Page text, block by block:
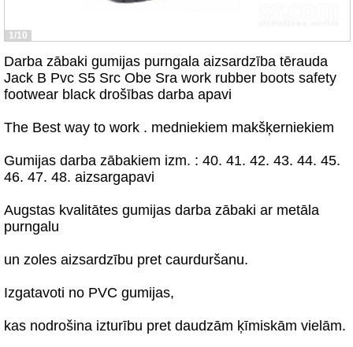
1/10
Darba zābaki gumijas purngala aizsardzība tērauda
Jack B Pvc S5 Src Obe Sra work rubber boots safety
footwear black drošības darba apavi
The Best way to work . medniekiem makšķerniekiem
Gumijas darba zābakiem izm. : 40. 41. 42. 43. 44. 45.
46. 47. 48. aizsargapavi
Augstas kvalitātes gumijas darba zābaki ar metāla
purngalu
un zoles aizsardzību pret caurduršanu.
Izgatavoti no PVC gumijas,
kas nodrošina izturību pret daudzām ķīmiskām vielām.